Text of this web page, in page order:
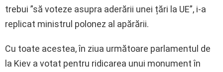
trebui ”să voteze asupra aderării unei țări la UE”, i-a
replicat ministrul polonez al apărării.
Cu toate acestea, în ziua următoare parlamentul de
la Kiev a votat pentru ridicarea unui monument în